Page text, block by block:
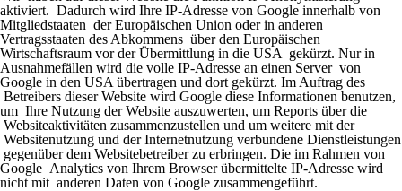
aktiviert. Dadurch wird Ihre IP-Adresse von Google innerhalb von
Mitgliedstaaten der Europäischen Union oder in anderen
Vertragsstaaten des Abkommens über den Europäischen
Wirtschaftsraum vor der Übermittlung in die USA gekürzt. Nur in
Ausnahmefällen wird die volle IP-Adresse an einen Server von
Google in den USA übertragen und dort gekürzt. Im Auftrag des
Betreibers dieser Website wird Google diese Informationen benutzen,
um Ihre Nutzung der Website auszuwerten, um Reports über die
Websiteaktivitäten zusammenzustellen und um weitere mit der
Websitenutzung und der Internetnutzung verbundene Dienstleistungen
gegenüber dem Websitebetreiber zu erbringen. Die im Rahmen von
Google Analytics von Ihrem Browser übermittelte IP-Adresse wird
nicht mit anderen Daten von Google zusammengeführt.